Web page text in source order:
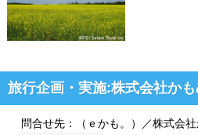
旅行企画・実施:株式会社か
問合せ先：（ｅかも。）／株式会